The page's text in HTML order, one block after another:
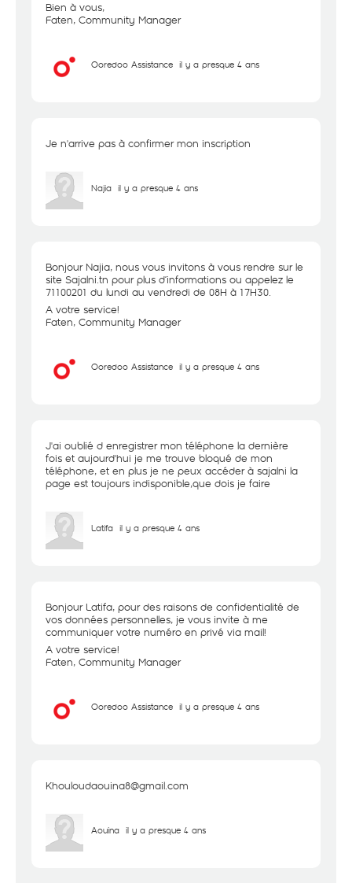
Bien à vous,
Faten, Community Manager
Ooredoo Assistance il y a presque 4 ans
Je n'arrive pas à confirmer mon inscription
Najia il y a presque 4 ans
Bonjour Najia, nous vous invitons à vous rendre sur le
site Sajalni.tn pour plus d’informations ou appelez le
71100201 du lundi au vendredi de 08H à 17H30.
A votre service!
Faten, Community Manager
Ooredoo Assistance il y a presque 4 ans
J'ai oublié d enregistrer mon téléphone la dernière
fois et aujourd'hui je me trouve bloqué de mon
téléphone, et en plus je ne peux accéder à sajalni la
page est toujours indisponible,que dois je faire
Latifa il y a presque 4 ans
Bonjour Latifa, pour des raisons de confidentialité de
vos données personnelles, je vous invite à me
communiquer votre numéro en privé via mail!
A votre service!
Faten, Community Manager
Ooredoo Assistance il y a presque 4 ans
Khouloudaouina8@gmail.com
Aouina il y a presque 4 ans